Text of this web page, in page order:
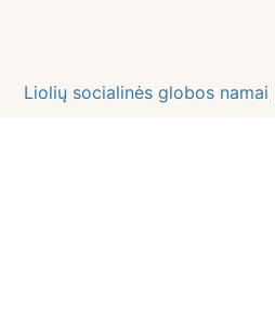
Liolių socialinės globos namai |